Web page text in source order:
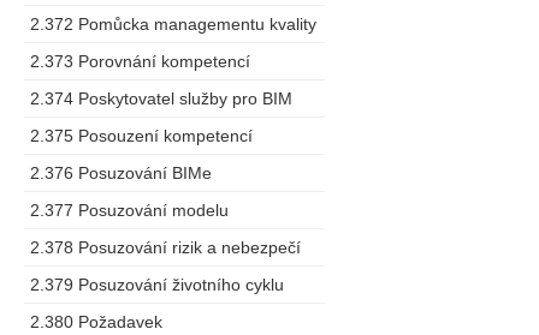
2.372 Pomůcka managementu kvality
2.373 Porovnání kompetencí
2.374 Poskytovatel služby pro BIM
2.375 Posouzení kompetencí
2.376 Posuzování BIMe
2.377 Posuzování modelu
2.378 Posuzování rizik a nebezpečí
2.379 Posuzování životního cyklu
2.380 Požadavek